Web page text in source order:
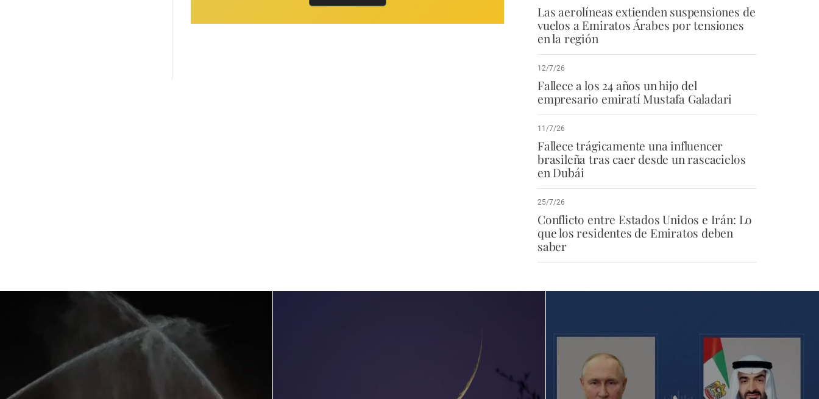
Las aerolíneas extienden suspensiones de
vuelos a Emiratos Árabes por tensiones
en la región
12/7/26
Fallece a los 24 años un hijo del
empresario emiratí Mustafa Galadari
11/7/26
Fallece trágicamente una influencer
brasileña tras caer desde un rascacielos
en Dubái
25/7/26
Conflicto entre Estados Unidos e Irán: Lo
que los residentes de Emiratos deben
saber